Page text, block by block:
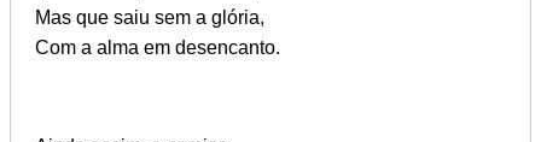
Mas que saiu sem a glória,
Com a alma em desencanto.